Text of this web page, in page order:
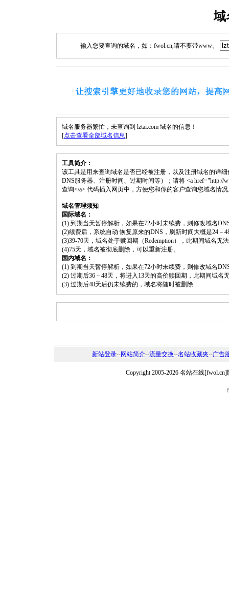
域
输入您要查询的域名，如：fwol.cn,请不要带www。
域名服务器繁忙，未查询到 lztai.com 域名的信息！
[点击查看全部域名信息]
工具简介：
该工具是用来查询域名是否已经被注册，以及注册域名的详
DNS服务器、注册时间、过期时间等）；请将 <a href="http://
查询</a> 代码插入网页中，方便您和你的客户查询您域名情
域名管理须知
国际域名：
(1) 到期当天暂停解析，如果在72小时未续费，则修改域名
(2)续费后，系统自动 恢复原来的DNS，刷新时间大概是24－
(3)39-70天，域名处于赎回期（Redemption），此期间域名无
(4)75天，域名被彻底删除，可以重新注册。
国内域名：
(1) 到期当天暂停解析，如果在72小时未续费，则修改域名
(2) 过期后36－48天，将进入13天的高价赎回期，此期间域名
(3) 过期后48天后仍未续费的，域名将随时被删除
新站登录--网站简介--流量交换--名站收藏夹--广告
Copyright 2005-2026 名站在线